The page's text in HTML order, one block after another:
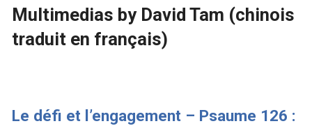
Multimedias by David Tam (chinois
traduit en français)
Le défi et l’engagement – Psaume 126 :